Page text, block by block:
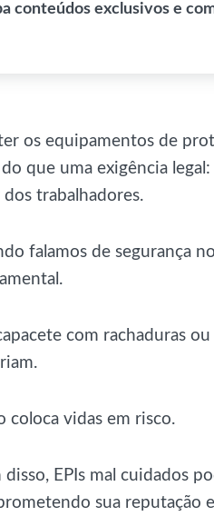
conteúdos exclusivos e
os equipamentos de
do que uma exigência
dos trabalhadores.
falamos de segurança
com rachaduras
coloca vidas em risco.
disso, EPIs mal cuidados
sua reputação